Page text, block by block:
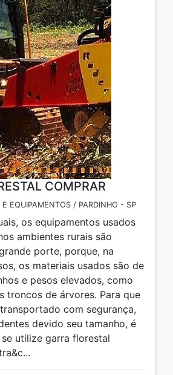
COMPRAR
E EQUIPAMENTOS / PARDINHO - SP
os equipamentos usados
ambientes rurais são
porte, porque, na
os materiais usados são de
e pesos elevados, como
troncos de árvores. Para que
com segurança,
devido seu tamanho, é
utilize garra florestal